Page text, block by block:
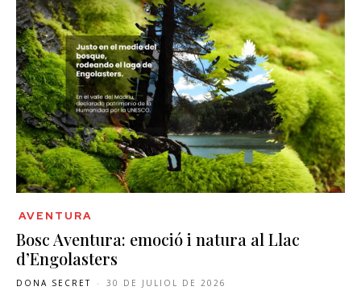
AVENTURA
Bosc Aventura: emoció i natura al Llac
d’Engolasters
DONA SECRET - 30 DE JULIOL DE 2026